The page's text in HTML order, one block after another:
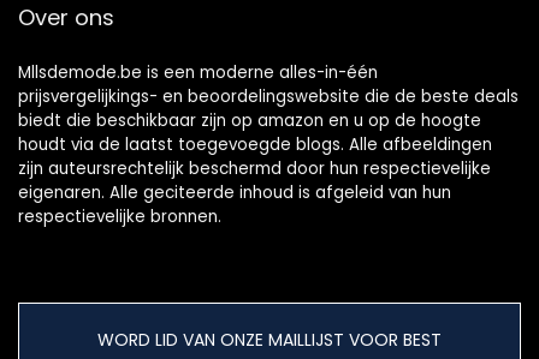
Over ons
Mllsdemode.be is een moderne alles-in-één
prijsvergelijkings- en beoordelingswebsite die de beste deals
biedt die beschikbaar zijn op amazon en u op de hoogte
houdt via de laatst toegevoegde blogs. Alle afbeeldingen
zijn auteursrechtelijk beschermd door hun respectievelijke
eigenaren. Alle geciteerde inhoud is afgeleid van hun
respectievelijke bronnen.
WORD LID VAN ONZE MAILLIJST VOOR BEST